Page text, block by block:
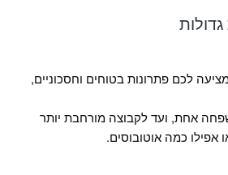
לכם פתרונות בטוחים וחסכוניים,
אחת, ועד לקבוצה מורחבת יותר
אפילו כמה אוטובוסים.